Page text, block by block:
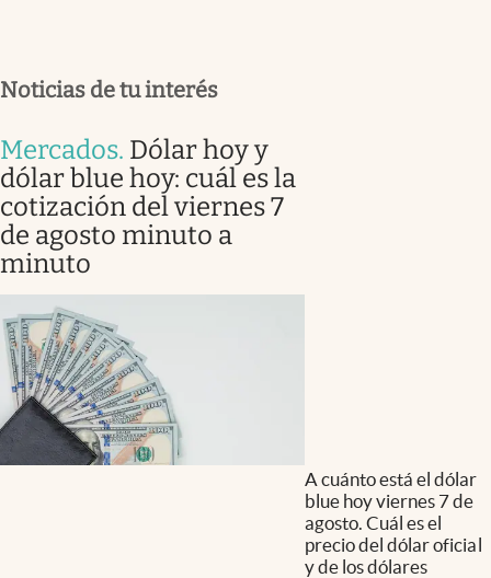
Noticias de tu interés
Mercados. Dólar hoy y
dólar blue hoy: cuál es la
cotización del viernes 7
de agosto minuto a
minuto
A cuánto está el dólar
blue hoy viernes 7 de
agosto. Cuál es el
precio del dólar oficial
y de los dólares